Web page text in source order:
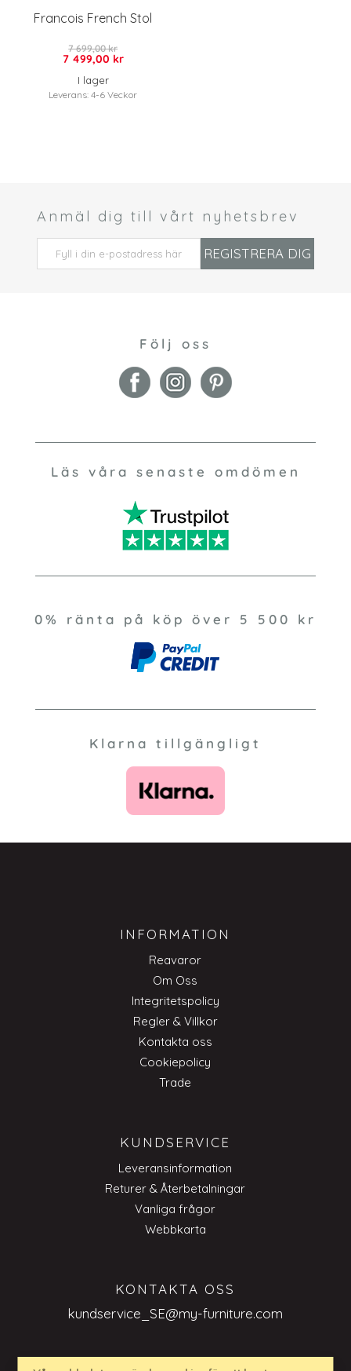
Francois French Stol
7 499,00 kr
7 699,00 kr
I lager
Leverans: 4-6 Veckor
Anmäl dig till vårt nyhetsbrev
REGISTRERA DIG
Följ oss
Läs våra senaste omdömen
0% ränta på köp över 5 500 kr
Klarna tillgängligt
INFORMATION
Reavaror
Om Oss
Integritetspolicy
Regler & Villkor
Kontakta oss
Cookiepolicy
Trade
KUNDSERVICE
Leveransinformation
Returer & Återbetalningar
Vanliga frågor
Webbkarta
KONTAKTA OSS
kundservice_SE@my-furniture.com